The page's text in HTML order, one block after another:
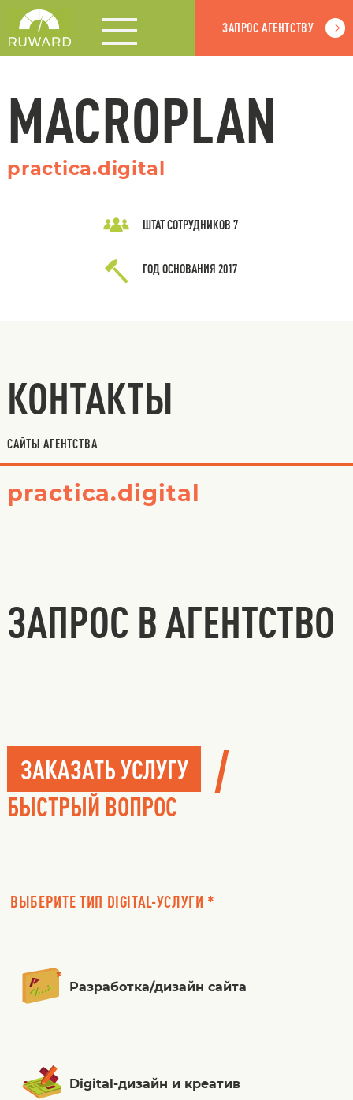
ЗАПРОС АГЕНТСТВУ
MACROPLAN
practica.digital
ШТАТ СОТРУДНИКОВ 7
ГОД ОСНОВАНИЯ 2017
КОНТАКТЫ
САЙТЫ АГЕНТСТВА
practica.digital
ЗАПРОС В АГЕНТСТВО
ЗАКАЗАТЬ УСЛУГУ /
БЫСТРЫЙ ВОПРОС
ВЫБЕРИТЕ ТИП DIGITAL-УСЛУГИ *
Разработка/дизайн сайта
Digital-дизайн и креатив